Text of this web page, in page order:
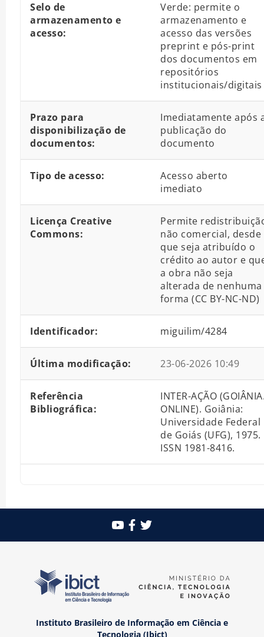
Selo de
armazenamento e
acesso:
Verde: permite o
armazenamento e
acesso das versões
preprint e pós-print
dos documentos em
repositórios
institucionais/digitais
Prazo para
disponibilização de
documentos:
Imediatamente após
publicação do
documento
Tipo de acesso:
Acesso aberto
imediato
Licença Creative
Commons:
Permite
não comercial, desde
que seja atribuído o
crédito ao autor e
a obra não seja
alterada de nenhuma
forma (CC BY-NC-ND)
Identificador: miguilim/4284
Última modificação: 23-06-2026 10:49
Referência
Bibliográfica:
INTER-AÇÃO
ONLINE). Goiânia:
Universidade Federal
de Goiás (UFG), 1975.
ISSN 1981-8416.
Instituto Brasileiro de Informação em Ciência e
Tecnologia (Ibict)